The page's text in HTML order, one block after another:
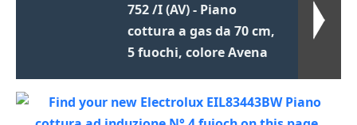
752 /I (AV) - Piano
cottura a gas da 70 cm,
5 fuochi, colore Avena